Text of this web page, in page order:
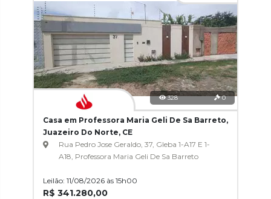
328 0
Casa em Professora Maria Geli De Sa Barreto,
Juazeiro Do Norte, CE
Rua Pedro Jose Geraldo, 37, Gleba 1-A17 E 1-
A18, Professora Maria Geli De Sa Barreto
Leilão: 11/08/2026 às 15h00
R$ 341.280,00